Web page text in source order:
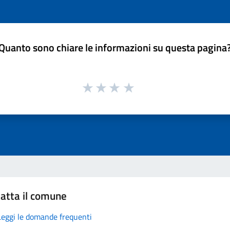
sono chiare le informazioni su questa
il comune
le domande frequenti